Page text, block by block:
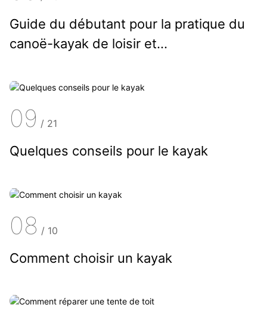
Guide du débutant pour la pratique du
canoë-kayak de loisir et...
09 / 21
Quelques conseils pour le kayak
08 / 10
Comment choisir un kayak